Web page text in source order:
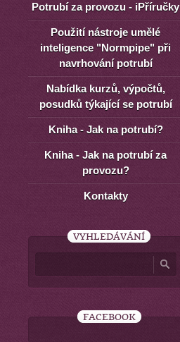
Potrubí za provozu - iPříručky
Použití nástroje umělé
inteligence "Normpipe" při
navrhování potrubí
Nabídka kurzů, výpočtů,
posudků týkající se potrubí
Kniha - Jak na potrubí?
Kniha - Jak na potrubí za
provozu?
Kontakty
VYHLEDÁVÁNÍ
FACEBOOK